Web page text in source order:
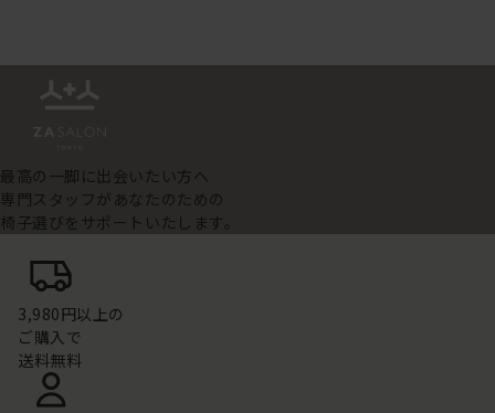
最高の一脚に出会いたい方へ
専門スタッフがあなたのための
椅子選びをサポートいたします。
3,980円以上の
ご購入で
送料無料